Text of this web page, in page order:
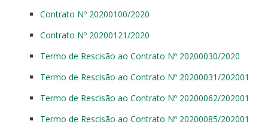
Contrato Nº 20200100/2020
Contrato Nº 20200121/2020
Termo de Rescisão ao Contrato Nº 20200030/2020
Termo de Rescisão ao Contrato Nº 20200031/202001
Termo de Rescisão ao Contrato Nº 20200062/202001
Termo de Rescisão ao Contrato Nº 20200085/202001